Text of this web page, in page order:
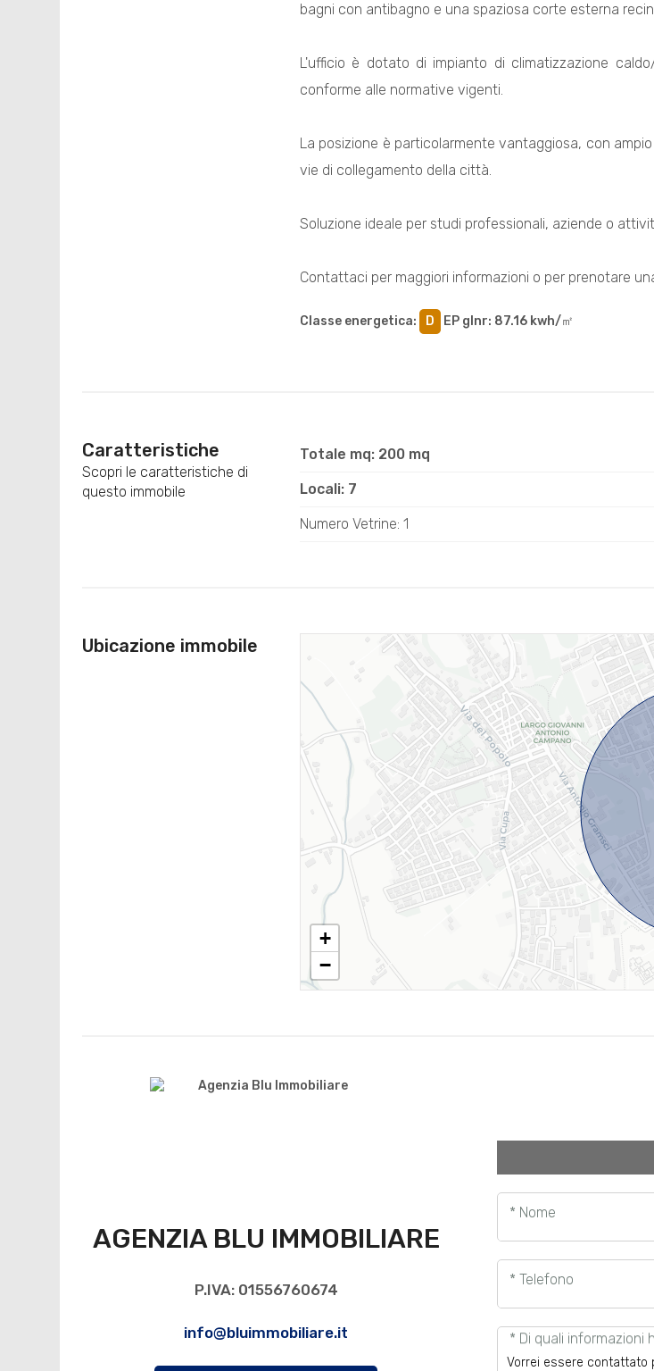
bagni con antibagno e una spaziosa corte esterna
L'ufficio è dotato di impianto di climatizzazione
conforme alle normative vigenti.
La posizione è particolarmente vantaggiosa, con
vie di collegamento della città.
Soluzione ideale per studi professionali, aziende o
Contattaci per maggiori informazioni o per prenotare
Classe energetica: D EP glnr: 87.16 kwh/㎡
Caratteristiche
Scopri le caratteristiche di
questo immobile
Totale mq: 200 mq
Locali: 7
Numero Vetrine: 1
Ubicazione immobile
+
−
AGENZIA BLU IMMOBILIARE
P.IVA: 01556760674
info@bluimmobiliare.it
* Nome
* Telefono
* Di quali informazioni